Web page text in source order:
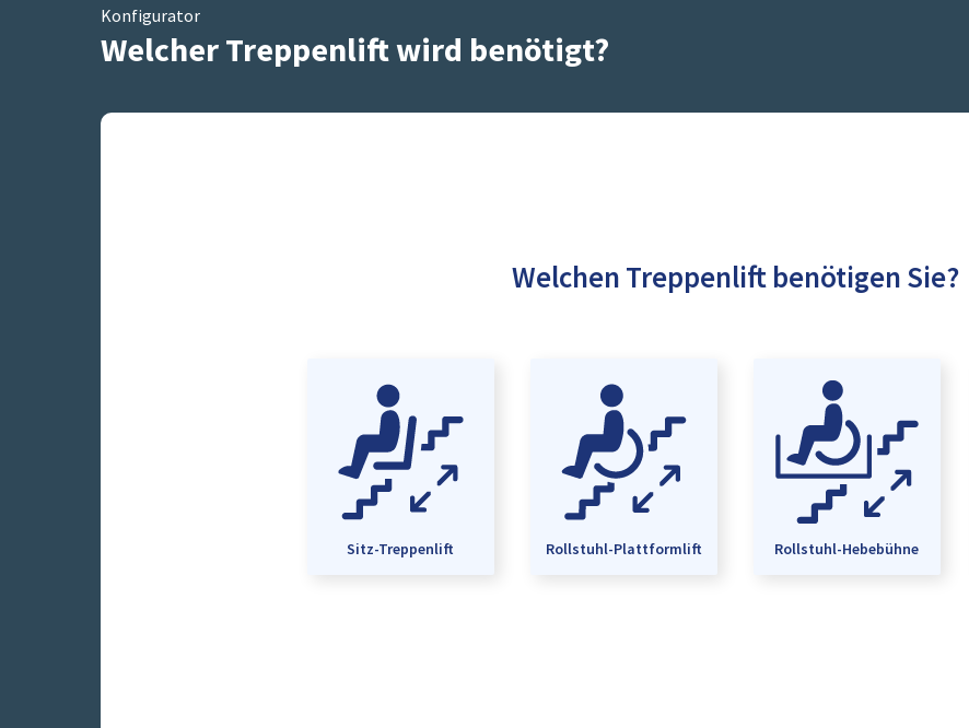
Konfigurator
Welcher Treppenlift wird benötigt?
Welchen Treppenlift benötigen Sie?
Sitz-Treppenlift Rollstuhl-Plattformlift Rollstuhl-Hebebühne